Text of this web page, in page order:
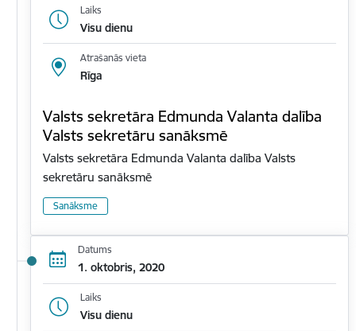
Laiks
Visu dienu
Atrašanās vieta
Rīga
Valsts sekretāra Edmunda Valanta dalība
Valsts sekretāru sanāksmē
Valsts sekretāra Edmunda Valanta dalība Valsts
sekretāru sanāksmē
Sanāksme
Datums
1. oktobris, 2020
Laiks
Visu dienu